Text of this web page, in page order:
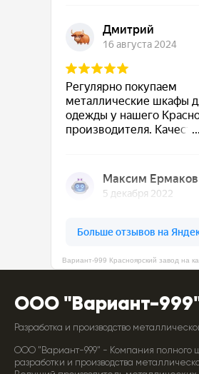
ООО "Вариант-
Разработка и производство
ООО "Вариант-999" - Компания полного
разработки и производства